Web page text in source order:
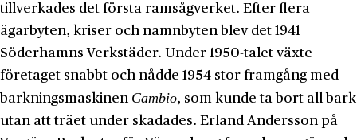
tillverkades det första ramsågverket. Efter flera
ägarbyten, kriser och namnbyten blev det 1941
Söderhamns Verkstäder. Under 1950-talet växte
företaget snabbt och nådde 1954 stor framgång med
barkningsmaskinen Cambio, som kunde ta bort all bark
utan att träet under skadades. Erland Andersson på